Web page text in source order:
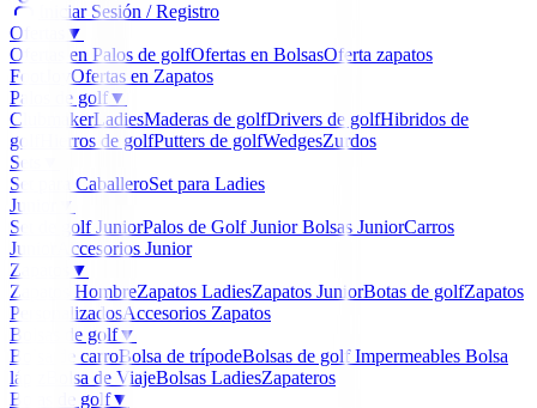
Iniciar Sesión / Registro
Ofertas
▼
Ofertas en Palos de golfOfertas en BolsasOferta zapatos
FootJoy Ofertas en Zapatos
Palos de golf▼
ClubmakerLadiesMaderas de golfDrivers de golfHibridos de
golf
Hierros de golfPutters de golfWedgesZurdos
Sets
Set para CaballeroSet para Ladies
Junior
▼
Set de golf JuniorPalos de Golf JuniorBolsas JuniorCarros
Junior
Accesorios Junior
Zapatos
▼
Zapatos HombreZapatos LadiesZapatos JuniorBotas de golfZapatos
PersonalizadosAccesorios Zapatos
Bolsas de golf▼
Bolsa de carroBolsa de trípodeBolsas de golf Impermeables Bolsa
lápiz
Bolsa de ViajeBolsas LadiesZapateros
Bolas de golf▼